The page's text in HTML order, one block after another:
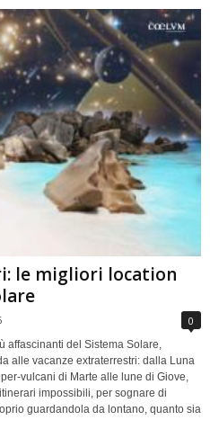
le migliori location
0
affascinanti del Sistema Solare,
alle vacanze extraterrestri: dalla Luna
vulcani di Marte alle lune di Giove,
impossibili, per sognare di
guardandola da lontano, quanto sia